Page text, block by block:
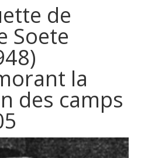
de
Soete
la
des camps